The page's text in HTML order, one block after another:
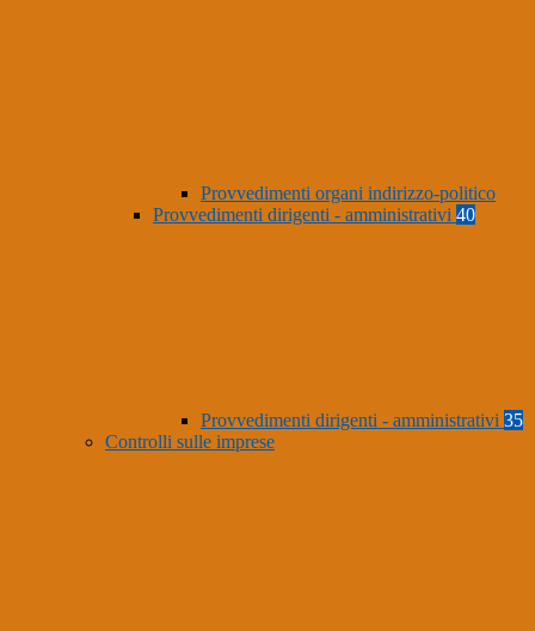
Provvedimenti organi indirizzo-politico
Provvedimenti dirigenti - amministrativi 40
Provvedimenti dirigenti - amministrativi 35
Controlli sulle imprese